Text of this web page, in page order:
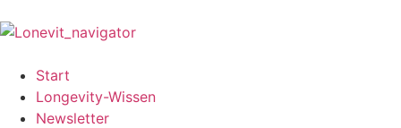
Start
Longevity-Wissen
Newsletter